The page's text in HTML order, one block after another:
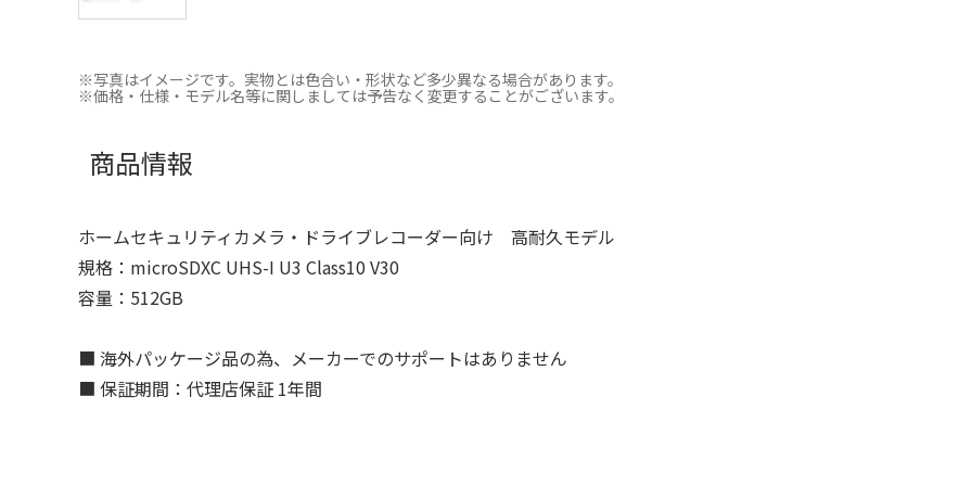
※写真はイメージです。実物とは色合い・形状など多少異なる場合があります。
※価格・仕様・モデル名等に関しましては予告なく変更することがございます。
商品情報
ホームセキュリティカメラ・ドライブレコーダー向け 高耐久モデル
規格：microSDXC UHS-I U3 Class10 V30
容量：512GB
■ 海外パッケージ品の為、メーカーでのサポートはありません
■ 保証期間：代理店保証 1年間